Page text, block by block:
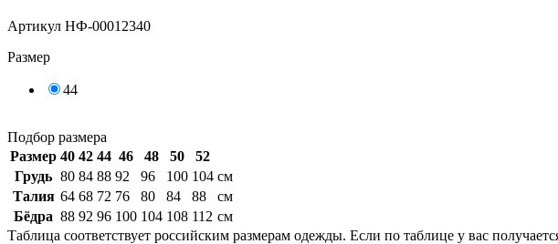
Артикул НФ-00012340
Размер
44
Подбор размера
Размер 40 42 44 46 48 50
52
Грудь 80 84 88 92 96 100 104 см
Талия 64 68 72 76 80 84 88
см
Бёдра 88 92 96 100 104 108 112 см
Таблица соответствует российским размерам одежды. Если по таблице у вас